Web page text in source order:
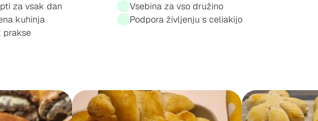
za vsak dan
kuhinja
prakse
Vsebina za vso družino
Podpora življenju s celiakijo